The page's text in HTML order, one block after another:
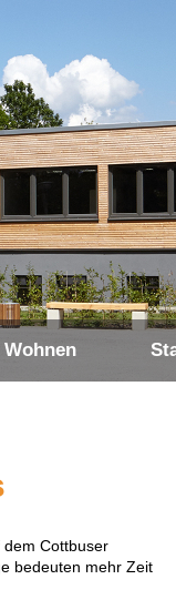
Wohnen
Cottbuser
bedeuten mehr Zeit